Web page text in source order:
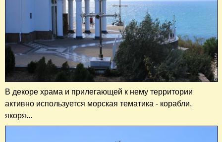
В декоре храма и прилегающей к нему территории
активно используется морская тематика - корабли,
якоря...